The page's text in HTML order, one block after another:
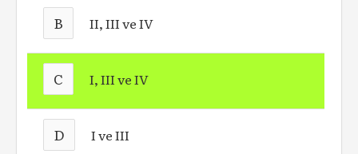
B II, III ve IV
C I, III ve IV
D I ve III